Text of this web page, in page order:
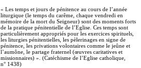
« Les temps et jours de pénitence au cours de l’année
liturgique (le temps du carême, chaque vendredi en
mémoire de la mort du Seigneur) sont des moments forts
de la pratique pénitentielle de l’Eglise. Ces temps sont
particulièrement appropriés pour les exercices spirituels,
les liturgies pénitentielles, les pèlerinages en signe de
pénitence, les privations volontaires comme le jeûne et
l’aumône, le partage fraternel (œuvres caritatives et
missionnaires) ». (Catéchisme de l’Eglise catholique,
n° 1438)